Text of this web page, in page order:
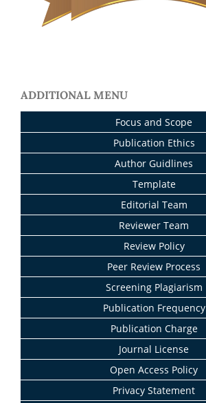
ADDITIONAL MENU
Focus and Scope
Publication Ethics
Author Guidlines
Template
Editorial Team
Reviewer Team
Review Policy
Peer Review Process
Screening Plagiarism
Publication Frequency
Publication Charge
Journal License
Open Access Policy
Privacy Statement